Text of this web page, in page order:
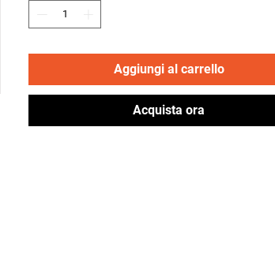
Aggiungi al carrello
Acquista ora